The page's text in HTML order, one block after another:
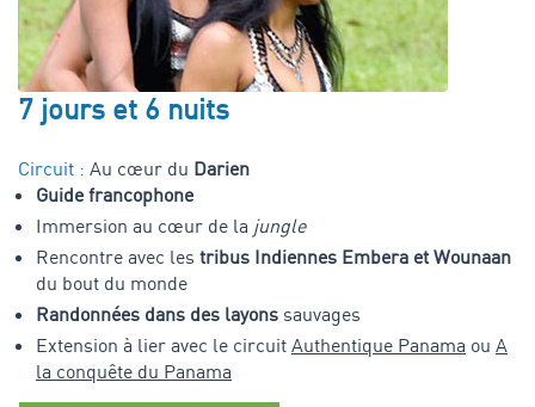
7 jours et 6 nuits
Circuit : Au cœur du Darien
Guide francophone
Immersion au cœur de la jungle
Rencontre avec les tribus Indiennes Embera et Wounaan
du bout du monde
Randonnées dans des layons sauvages
Extension à lier avec le circuit Authentique Panama ou A
la conquête du Panama